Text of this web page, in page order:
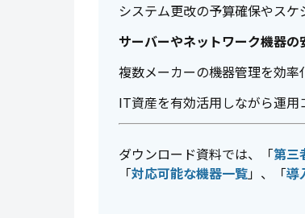
システム更改の予算確保やス
サーバーやネットワーク機器
複数メーカーの機器管理を効率
IT資産を有効活用しながら運
ダウンロード資料では、「第三
「対応可能な機器一覧」、「導